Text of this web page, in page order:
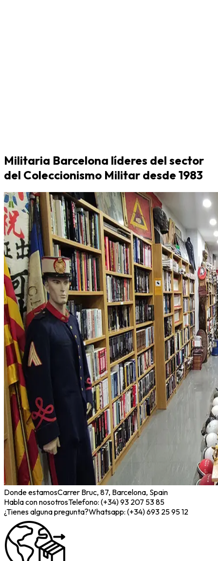
Militaria Barcelona líderes del sector
del Coleccionismo Militar desde 1983
Donde estamosCarrer Bruc, 87, Barcelona, Spain
Habla con nosotrosTelefono: (+34) 93 207 53 85
¿Tienes alguna pregunta?Whatsapp: (+34) 693 25 95 12